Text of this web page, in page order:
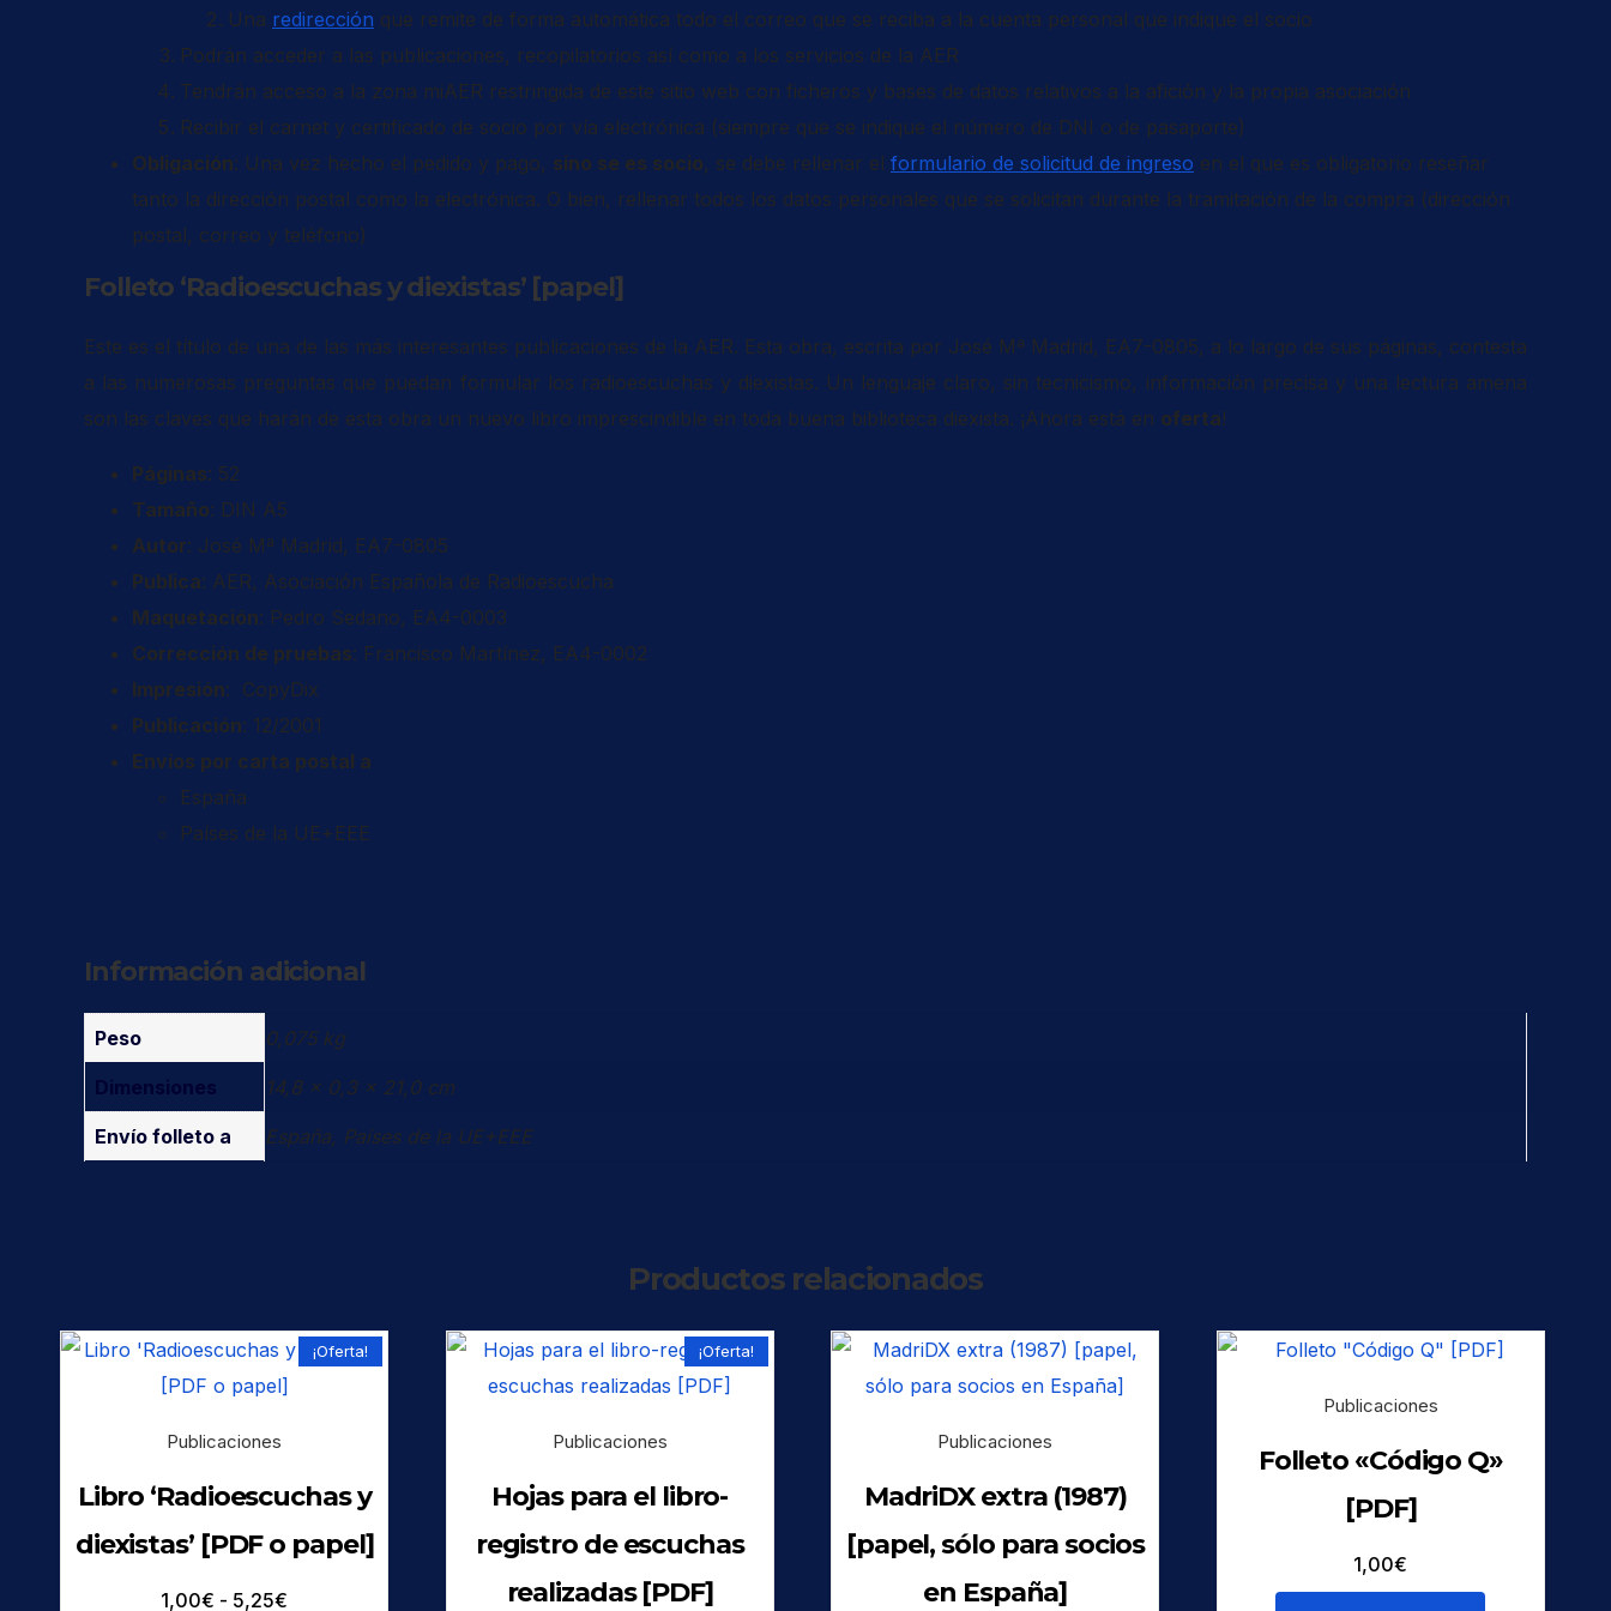
Una redirección que remite de forma automática todo el correo que se reciba a la cuenta personal que indique el socio
Podrán acceder a las publicaciones, recopilatorios así como a los servicios de la AER
Tendrán acceso a la zona miAER restringida de este sitio web con ficheros y bases de datos relativos a la afición y la propia asociación
Recibir el carnet y certificado de socio por vía electrónica (siempre que se indique el número de DNI o de pasaporte)
Obligación: Una vez hecho el pedido y pago, sino se es socio, se debe rellenar el formulario de solicitud de ingreso en el que es obligatorio reseñar
tanto la dirección postal como la electrónica. O bien, rellenar todos los datos personales que se solicitan durante la tramitación de la compra (dirección
postal, correo y teléfono)
Folleto ‘Radioescuchas y diexistas’ [papel]
Este es el título de una de las más interesantes publicaciones de la AER. Esta obra, escrita por José Mª Madrid, EA7-0805, a lo largo de sus páginas, contesta
a las numerosas preguntas que puedan formular los radioescuchas y diexistas. Un lenguaje claro, sin tecnicismo, información precisa y una lectura amena
son las claves que harán de esta obra un nuevo libro imprescindible en toda buena biblioteca diexista. ¡Ahora está en oferta!
Páginas: 52
Tamaño: DIN A5
Autor: José Mª Madrid, EA7-0805
Publica: AER, Asociación Española de Radioescucha
Maquetación: Pedro Sedano, EA4-0003
Corrección de pruebas: Francisco Martínez, EA4-0002
Impresión: CopyDix
Publicación: 12/2001
Envíos por carta postal a
España
Países de la UE+EEE
Información adicional
Peso 0,075 kg
Dimensiones 14,8 × 0,3 × 21,0 cm
Envío folleto a España, Países de la UE+EEE
Productos relacionados
¡Oferta!
Publicaciones
Libro ‘Radioescuchas y
diexistas’ [PDF o papel]
1,00€ - 5,25€
¡Oferta!
Publicaciones
Hojas para el libro-
registro de escuchas
realizadas [PDF]
Publicaciones
MadriDX extra (1987)
[papel, sólo para socios
en España]
Publicaciones
Folleto «Código Q»
[PDF]
1,00€